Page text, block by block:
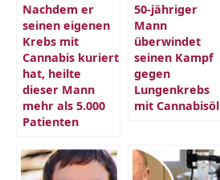
Nachdem er
seinen eigenen
Krebs mit
Cannabis kuriert
hat, heilte
dieser Mann
mehr als 5.000
Patienten
50-jähriger
Mann
überwindet
seinen Kampf
gegen
Lungenkrebs
mit Cannabisöl